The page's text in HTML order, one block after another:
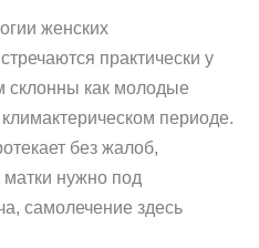
женских
практически у
склонны как молодые
периоде.
без жалоб,
нужно под
самолечение здесь